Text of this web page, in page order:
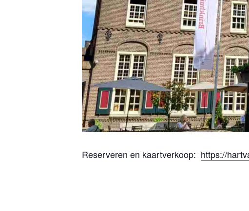
Reserveren en kaartverkoop: https://